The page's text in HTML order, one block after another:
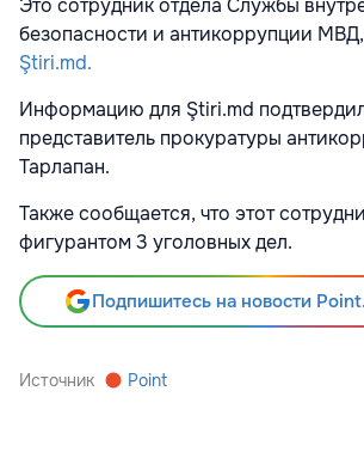
безопасности и антикоррупции
Ştiri.md.
Информацию для Ştiri.md
представитель прокуратуры
Тарлапан.
Также сообщается, что этот
фигурантом 3 уголовных дел.
Подпишитесь на новости
Источник Point